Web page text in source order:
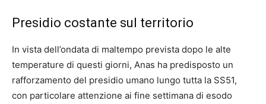
Presidio costante sul territorio
In vista dell’ondata di maltempo prevista dopo le alte
temperature di questi giorni, Anas ha predisposto un
rafforzamento del presidio umano lungo tutta la SS51,
con particolare attenzione ai fine settimana di esodo